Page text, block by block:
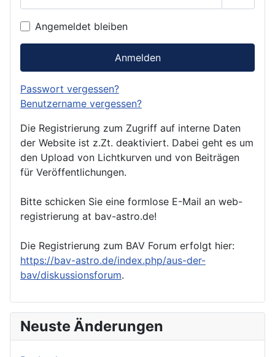
Angemeldet bleiben
Anmelden
Passwort vergessen?
Benutzername vergessen?
Die Registrierung zum Zugriff auf interne Daten
der Website ist z.Zt. deaktiviert. Dabei geht es um
den Upload von Lichtkurven und von Beiträgen
für Veröffentlichungen.
Bitte schicken Sie eine formlose E-Mail an web-
registrierung at bav-astro.de!
Die Registrierung zum BAV Forum erfolgt hier:
https://bav-astro.de/index.php/aus-der-
bav/diskussionsforum.
Neuste Änderungen